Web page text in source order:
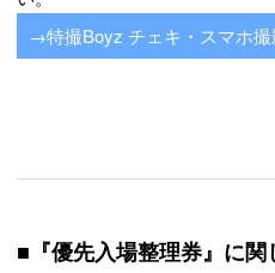
→特撮Boyz チェキ・スマホ
■『優先入場整理券』に関